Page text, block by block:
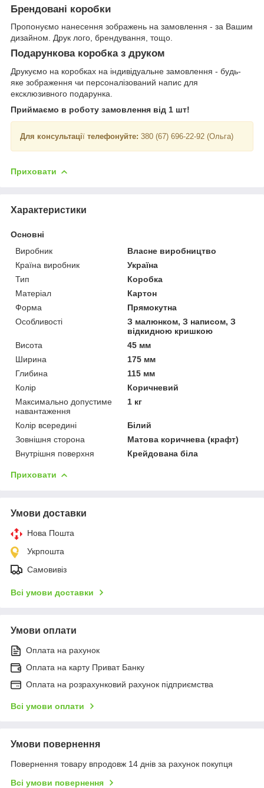
Брендовані коробки
Пропонуємо нанесення зображень на замовлення - за Вашим
дизайном. Друк лого, брендування, тощо.
Подарункова коробка з друком
Друкуємо на коробках на індивідуальне замовлення - будь-
яке зображення чи персоналізований напис для
ексклюзивного подарунка.
Приймаємо в роботу замовлення від 1 шт!
Для консультації телефонуйте: 380 (67) 696-22-92 (Ольга)
Приховати
Характеристики
Основні
Виробник
Власне виробництво
Країна виробник
Україна
Тип
Коробка
Матеріал
Картон
Форма
Прямокутна
Особливості
З малюнком, З написом, З
відкидною кришкою
Висота
45 мм
Ширина
175 мм
Глибина
115 мм
Колір
Коричневий
Максимально допустиме
навантаження
1 кг
Колір всередині
Білий
Зовнішня сторона
Матова коричнева (крафт)
Внутрішня поверхня
Крейдована біла
Приховати
Умови доставки
Нова Пошта
Укрпошта
Самовивіз
Всі умови доставки
Умови оплати
Оплата на рахунок
Оплата на карту Приват Банку
Оплата на розрахунковий рахунок підприємства
Всі умови оплати
Умови повернення
Повернення товару впродовж 14 днів за рахунок покупця
Всі умови повернення